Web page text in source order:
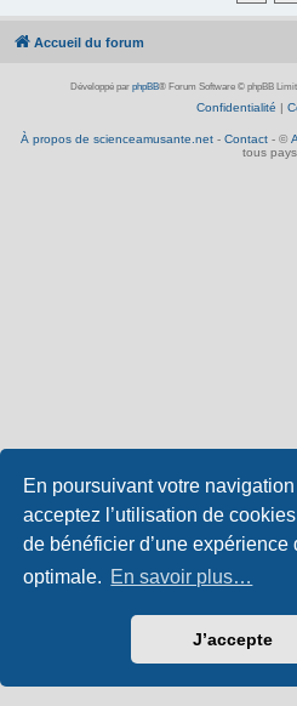
En poursuivant votre
acceptez l’utilisation de
de bénéficier d’une expérience
optimale. En savoir plus…
J’accepte
Accueil du forum
Développé par phpBB® Forum Software © phpBB
Confidentialité |
À propos de scienceamusante.net - Contact - ©
tous pays.